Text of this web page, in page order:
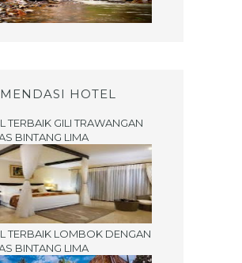
HOTEL
TERBAIK GILI TRAWANGAN
BINTANG LIMA
TERBAIK LOMBOK DENGAN
BINTANG LIMA